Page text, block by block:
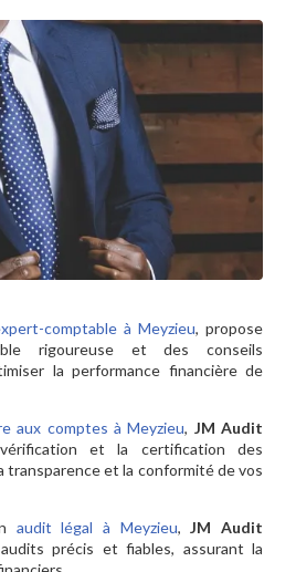
comptable à Meyzieu, propose
rigoureuse et des conseils
la performance financière de
aux comptes à Meyzieu, JM Audit
et la certification des
transparence et la conformité de vos
audit légal à Meyzieu,JM Audit
précis et fiables, assurant la